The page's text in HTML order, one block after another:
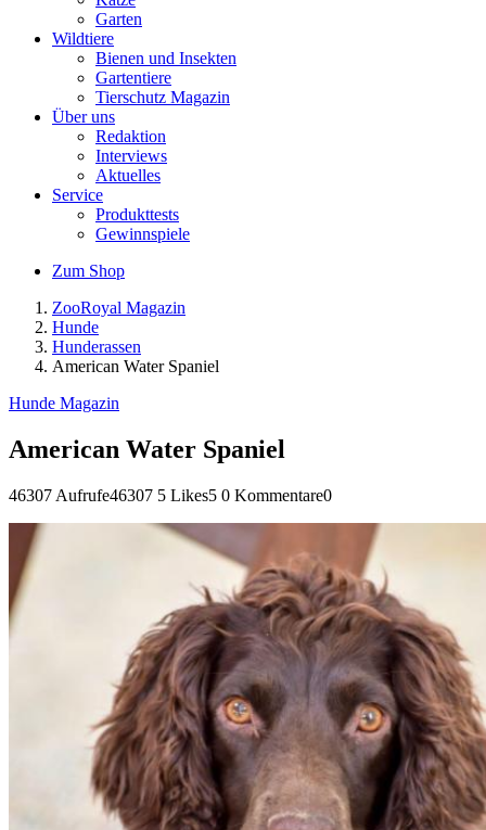
Garten
Wildtiere
Bienen und Insekten
Gartentiere
Tierschutz Magazin
Über uns
Redaktion
Interviews
Aktuelles
Service
Produkttests
Gewinnspiele
Zum Shop
ZooRoyal Magazin
Hunde
Hunderassen
American Water Spaniel
Hunde Magazin
American Water Spaniel
46307 Aufrufe46307 5 Likes5 0 Kommentare0